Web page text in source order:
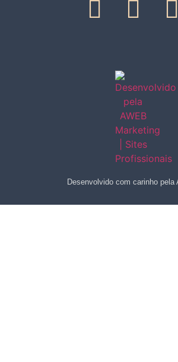
Desenvolvido com carinho pela